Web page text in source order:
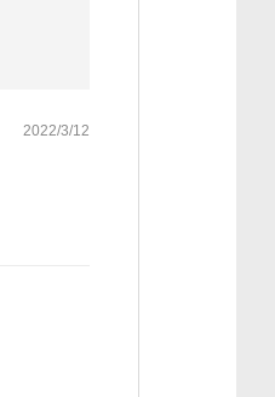
2022/3/12